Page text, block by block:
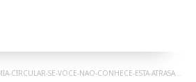
CIRCULAR-SE-VOCE-NAO-CONHECE-ESTA-ATRASADO